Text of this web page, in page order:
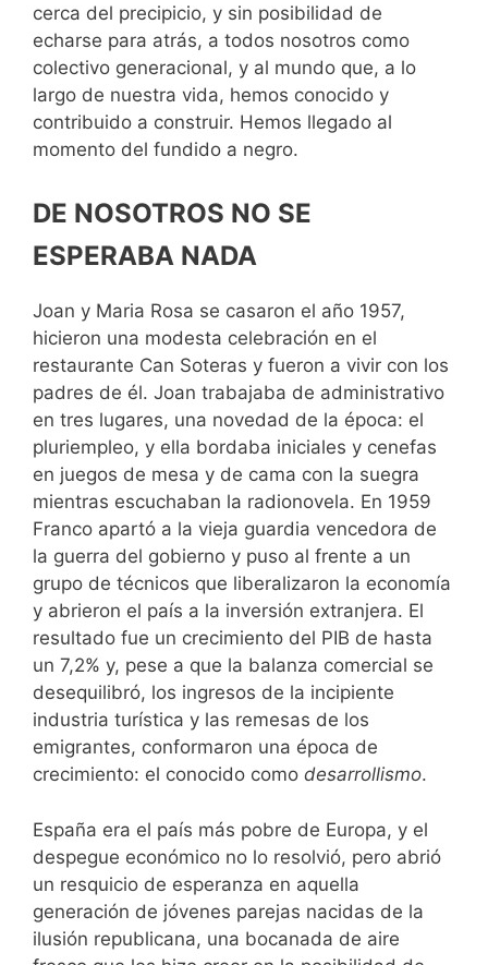
cerca del precipicio, y sin posibilidad de
echarse para atrás, a todos nosotros como
colectivo generacional, y al mundo que, a lo
largo de nuestra vida, hemos conocido y
contribuido a construir. Hemos llegado al
momento del fundido a negro.
DE NOSOTROS NO SE
ESPERABA NADA
Joan y Maria Rosa se casaron el año 1957,
hicieron una modesta celebración en el
restaurante Can Soteras y fueron a vivir con los
padres de él. Joan trabajaba de administrativo
en tres lugares, una novedad de la época: el
pluriempleo, y ella bordaba iniciales y cenefas
en juegos de mesa y de cama con la suegra
mientras escuchaban la radionovela. En 1959
Franco apartó a la vieja guardia vencedora de
la guerra del gobierno y puso al frente a un
grupo de técnicos que liberalizaron la economía
y abrieron el país a la inversión extranjera. El
resultado fue un crecimiento del PIB de hasta
un 7,2% y, pese a que la balanza comercial se
desequilibró, los ingresos de la incipiente
industria turística y las remesas de los
emigrantes, conformaron una época de
crecimiento: el conocido como desarrollismo.
España era el país más pobre de Europa, y el
despegue económico no lo resolvió, pero abrió
un resquicio de esperanza en aquella
generación de jóvenes parejas nacidas de la
ilusión republicana, una bocanada de aire